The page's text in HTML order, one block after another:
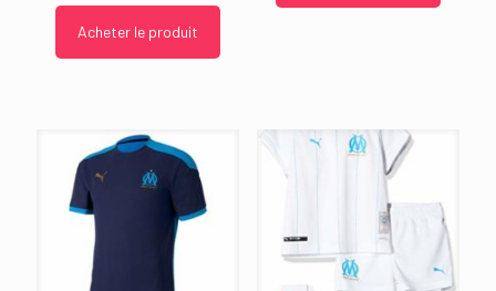
Acheter le produit